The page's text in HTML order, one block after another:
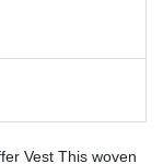
Vest This woven